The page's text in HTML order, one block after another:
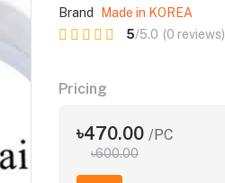
Brand
Made in KOREA
5/5.0 (0 reviews)
Pricing
৳470.00 /PC
৳600.00